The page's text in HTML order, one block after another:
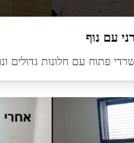
עם נוף
פתוח עם חלונות גדולים